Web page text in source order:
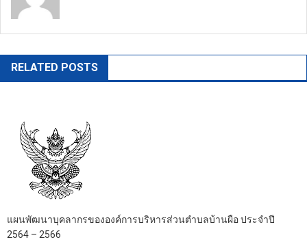
RELATED POSTS
แผนพัฒนาบุคลากรขององค์การบริหารส่วนตำบลบ้านผือ ประจำปี
2564 – 2566